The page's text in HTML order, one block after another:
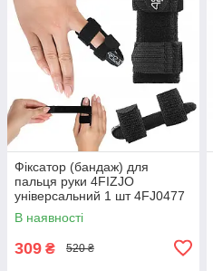
Фіксатор (бандаж) для
пальця руки 4FIZJO
універсальний 1 шт 4FJ0477
orig3017
В наявності
309 ₴ 520 ₴